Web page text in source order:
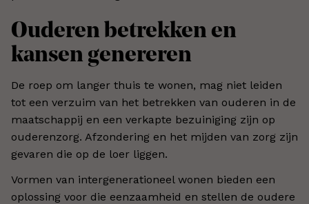
Ouderen betrekken en
kansen genereren
De roep om langer thuis te wonen, mag niet leiden
tot een verzuim van het betrekken van ouderen in de
maatschappij en een verkapte bezuiniging zijn op
ouderenzorg. Afzondering en het mijden van zorg zijn
gevaren die op de loer liggen.
Vormen van intergenerationeel wonen bieden een
oplossing voor die eenzaamheid en stellen de oudere